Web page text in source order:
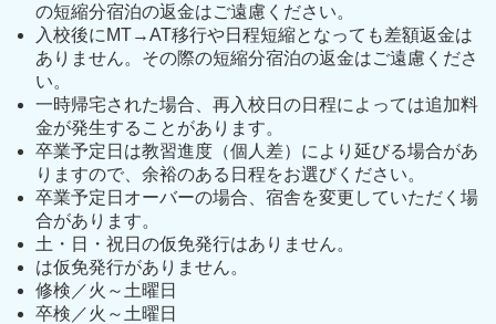
の短縮分宿泊の返金はご遠慮ください。
入校後にMT→AT移行や日程短縮となっても差額返金は
ありません。その際の短縮分宿泊の返金はご遠慮くださ
い。
一時帰宅された場合、再入校日の日程によっては追加料
金が発生することがあります。
卒業予定日は教習進度（個人差）により延びる場合があ
りますので、余裕のある日程をお選びください。
卒業予定日オーバーの場合、宿舎を変更していただく場
合があります。
土・日・祝日の仮免発行はありません。
は仮免発行がありません。
修検／火～土曜日
卒検／火～土曜日